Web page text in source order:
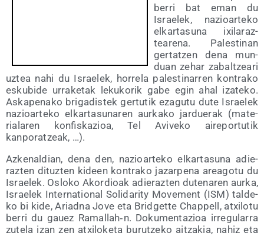
berri bat eman du
Israe­lek, nazioar­te­ko
elkar­ta­su­na ixi­la­raz­
tea­re­na. Pales­ti­nan
ger­tatzen dena mun­
duan zehar zabal­tzea­ri
uztea nahi du Israe­lek, horre­la pales­ti­na­rren kon­tra­ko
esku­bi­de urra­ke­tak leku­ko­rik gabe egin ahal iza­te­ko.
Aska­pe­na­ko bri­ga­dis­tek ger­tu­tik eza­gu­tu dute Israe­lek
nazioar­te­ko elkar­ta­su­na­ren aur­ka­ko jar­due­rak (mate­
ria­la­ren kon­fis­ka­zioa, Tel Avi­ve­ko aire­por­tu­tik
kanporatzeak, …).
Azke­nal­dian, dena den, nazioar­te­ko elkar­ta­su­na adie­
raz­ten dituz­ten kideen kon­tra­ko jazar­pe­na area­go­tu du
Israe­lek. Oslo­ko Akor­dioak adie­raz­ten dute­na­ren aur­ka,
Israe­lek Inter­na­tio­nal Soli­da­rity Move­ment (ISM) tal­de­
ko bi kide, Ariad­na Jove eta Brid­get­te Chap­pell, atxi­lo­tu
berri du gauez Ramallah‑n. Doku­men­ta­zioa irre­gu­la­rra
zute­la izan zen atxi­lo­ke­ta burutze­ko aitza­kia, nahiz eta